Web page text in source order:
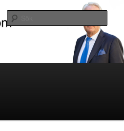
ordförande i Katrineholm tycker och